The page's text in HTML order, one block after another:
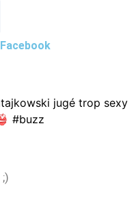
jugé trop sexy
#buzz